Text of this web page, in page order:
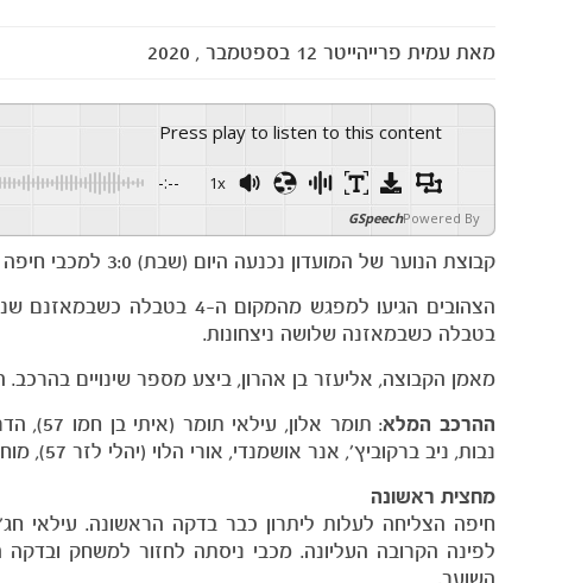
מאת עמית פרייהייטר 12 בספטמבר , 2020
Press play to listen to this content
-:-- 1x
Powered By
GSpeech
קבוצת הנוער של המועדון נכנעה היום (שבת) 3:0 למכבי חיפה במשחק במסגרת המחזור ה-4 בליגת העל לנוער.
בטבלה כשבמאזנה שלושה ניצחונות.
מאמן הקבוצה, אליעזר בן אהרון, ביצע מספר שינויים
ההרכב המלא
נבות, ניב ברקוביץ׳, אנר אושמנדי, אורי הלוי (יהלי לזר 57), מוחמד אבו עיאש (טל תורג'מן 46) ואביב פלס (שחר רוזן 46).
מחצית ראשונה
חיפה הצליחה לעלות ליתרון כבר בדקה הראשונה. עילאי
השוער.